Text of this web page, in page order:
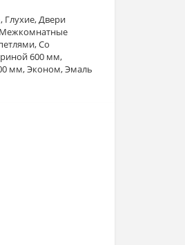
, Глухие,Двери
Межкомнатные
,Со
600 мм,
мм,Эконом,Эмаль